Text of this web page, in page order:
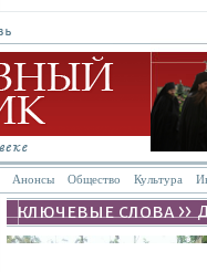
Анонсы Общество Культура